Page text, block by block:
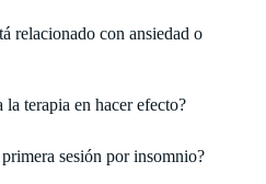
relacionado con ansiedad o
la terapia en hacer efecto?
primera sesión por insomnio?